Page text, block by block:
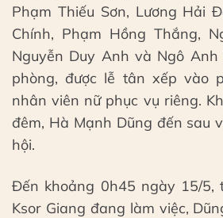
Phạm Thiếu Sơn, Lương Hải
Chính, Phạm Hồng Thắng,
Nguyễn Duy Anh và Ngô
phòng, được lễ tân xếp vào
nhân viên nữ phục vụ riêng.
đêm, Hà Mạnh Dũng đến sau
hội.
Đến khoảng 0h45 ngày 15/5,
Ksor Giang đang làm việc,